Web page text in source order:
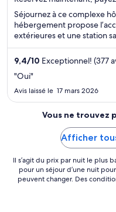
5
Séjournez à ce complexe
hébergement propose
extérieures et une station
prisées, Plage d'Eagle
situent à proximité.
9,4/10 Exceptionnel! (377
"Oui"
Avis laissé le 17 mars 2026
Vous ne trouvez
Afficher
Il s’agit du prix par nuit le plus
pour un séjour d’une nuit
peuvent changer. Des